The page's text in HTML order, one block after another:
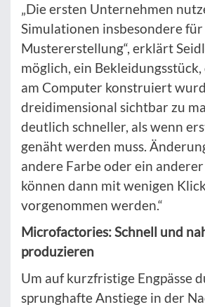
„Die ersten Unternehmen
Simulationen insbesondere
Mustererstellung“, erklärt
möglich, ein
am Computer konstruiert
dreidimensional sichtbar zu
deutlich schneller, als wenn
genäht werden muss.
andere Farbe oder ein
können dann mit wenigen
vorgenommen werden.“
Microfactories: Schnell und
produzieren
Um auf kurzfristige Engpässe
sprunghafte Anstiege in der